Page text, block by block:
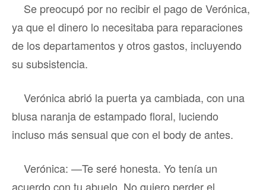
Se preocupó por no recibir el pago de Verónica,
ya que el dinero lo necesitaba para reparaciones
de los departamentos y otros gastos, incluyendo
su subsistencia.
Verónica abrió la puerta ya cambiada, con una
blusa naranja de estampado floral, luciendo
incluso más sensual que con el body de antes.
Verónica: —Te seré honesta. Yo tenía un
acuerdo con tu abuelo. No quiero perder el